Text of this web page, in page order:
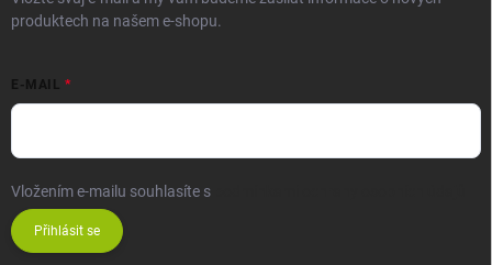
produktech na našem e-shopu.
E-MAIL
Vložením e-mailu souhlasíte s
Přihlásit se